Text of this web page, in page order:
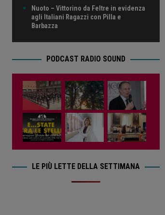
Nuoto – Vittorino da Feltre in evidenza
agli Italiani Ragazzi con Pilla e
Barbazza
PODCAST RADIO SOUND
LE PIÙ LETTE DELLA SETTIMANA